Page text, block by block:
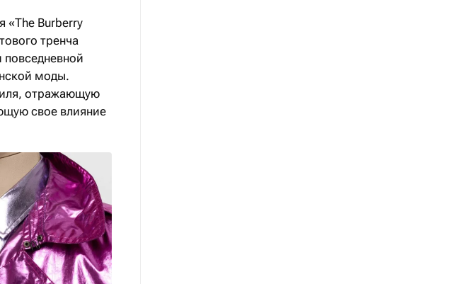
«The Burberry
тренча
повседневной
моды.
отражающую
свое влияние